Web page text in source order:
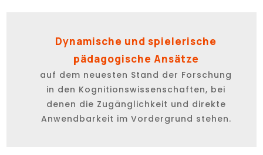
Dynamische und spielerische
pädagogische Ansätze
auf dem neuesten Stand der Forschung
in den Kognitionswissenschaften, bei
denen die Zugänglichkeit und direkte
Anwendbarkeit im Vordergrund stehen.